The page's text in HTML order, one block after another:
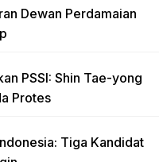
Dewan Perdamaian
PSSI: Shin Tae-yong
Protes
Tiga Kandidat